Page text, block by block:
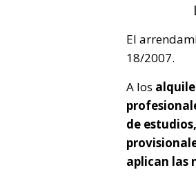
El
18/2007.
A los
de
aplican las